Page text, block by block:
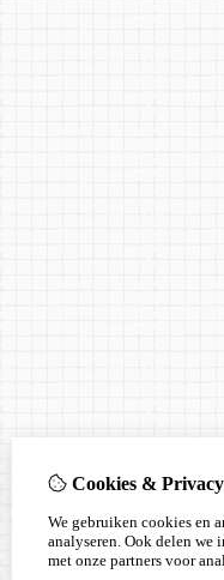
Cookies & Privacy
We gebruiken cookies en
analyseren. Ook delen we
met onze partners voor